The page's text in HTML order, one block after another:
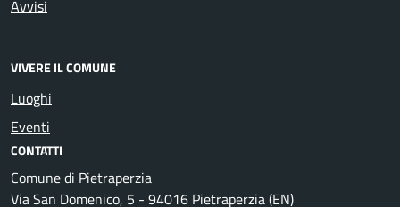
Avvisi
VIVERE IL COMUNE
Luoghi
Eventi
CONTATTI
Comune di Pietraperzia
Via San Domenico, 5 - 94016 Pietraperzia (EN)